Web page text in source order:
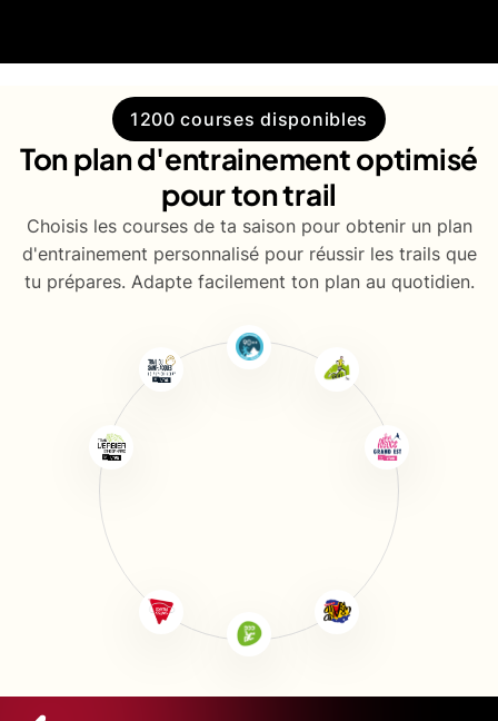
1200 courses disponibles
Ton plan d'entrainement optimisé
pour ton trail
Choisis les courses de ta saison pour obtenir un plan
d'entrainement personnalisé pour réussir les trails que
tu prépares. Adapte facilement ton plan au quotidien.